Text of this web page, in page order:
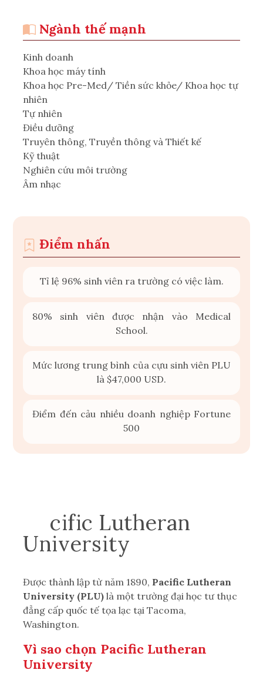
Ngành thế mạnh
Kinh doanh
Khoa học máy tính
Khoa học Pre-Med/ Tiền sức khỏe/ Khoa học tự
nhiên
Tự nhiên
Điều dưỡng
Truyên thông, Truyền thông và Thiết kế
Kỹ thuật
Nghiên cứu môi trường
Âm nhạc
Điểm nhấn
Tỉ lệ 96% sinh viên ra trường có việc làm.
80% sinh viên được nhận vào Medical
School.
Mức lương trung bình của cựu sinh viên PLU
là $47,000 USD.
Điểm đến cảu nhiều doanh nghiệp Fortune
500
cific Lutheran
University
Được thành lập từ năm 1890, Pacific Lutheran
University (PLU) là một trường đại học tư thục
đẳng cấp quốc tế tọa lạc tại Tacoma,
Washington.
Vì sao chọn Pacific Lutheran
University